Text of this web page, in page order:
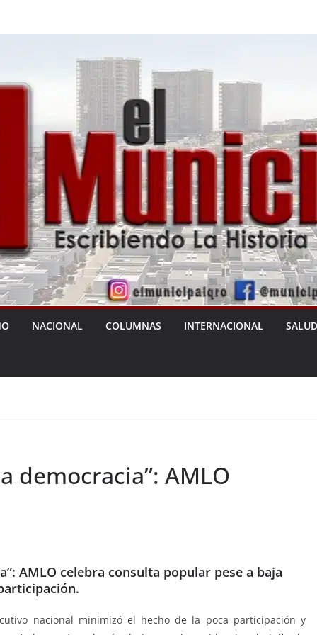
NACIONAL COLUMNAS INTERNACIONAL SALUD
democracia”: AMLO
AMLO celebra consulta popular pese a baja
nacional minimizó el hecho de la poca participación y